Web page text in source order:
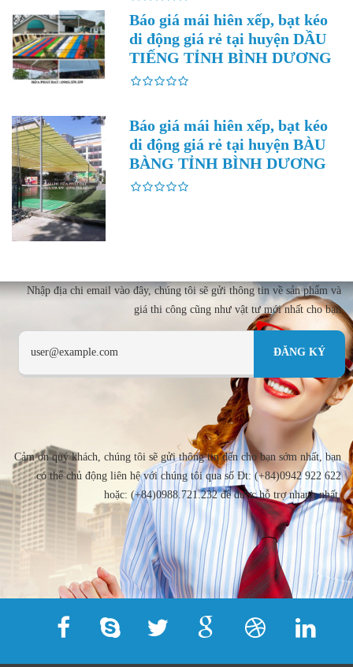
Báo giá mái hiên xếp, bạt kéo
di động giá rẻ tại huyện DẦU
TIẾNG TỈNH BÌNH DƯƠNG
Báo giá mái hiên xếp, bạt kéo
di động giá rẻ tại huyện BÀU
BÀNG TỈNH BÌNH DƯƠNG
Nhập địa chi email vào đây, chúng tôi sẽ gửi thông tin về sản phẩm và
giá thi công cũng như vật tư mới nhất cho bạn
Cảm ơn quý khách, chúng tôi sẽ gửi thông tin đến cho bạn sớm nhất, bạn
có thể chủ động liên hệ với chúng tôi qua số Đt: (+84)0942 922 622
hoặc: (+84)0988.721.232 để được hỗ trợ nhanh nhất.